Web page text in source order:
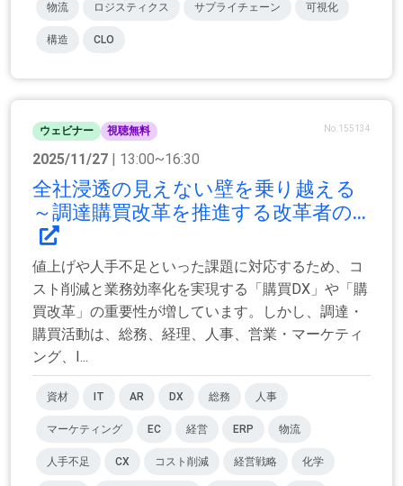
物流 ロジスティクス サプライチェーン 可視化
構造 CLO
ウェビナー 視聴無料 No.155134
2025/11/27 | 13:00~16:30
全社浸透の見えない壁を乗り越える
～調達購買改革を推進する改革者の...
値上げや人手不足といった課題に対応するため、コ
スト削減と業務効率化を実現する「購買DX」や「購
買改革」の重要性が増しています。しかし、調達・
購買活動は、総務、経理、人事、営業・マーケティ
ング、I...
資材 IT AR DX 総務 人事
マーケティング EC 経営 ERP 物流
人手不足 CX コスト削減 経営戦略 化学